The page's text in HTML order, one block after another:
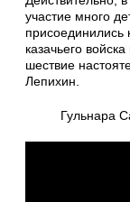
участие много
присоединились
казачьего
шествие
Лепихин.
Гульнара